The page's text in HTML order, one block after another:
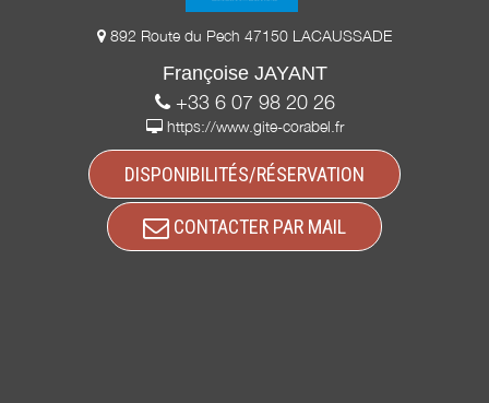
892 Route du Pech 47150 LACAUSSADE
Françoise JAYANT
+33 6 07 98 20 26
https://www.gite-corabel.fr
DISPONIBILITÉS/RÉSERVATION
CONTACTER PAR MAIL